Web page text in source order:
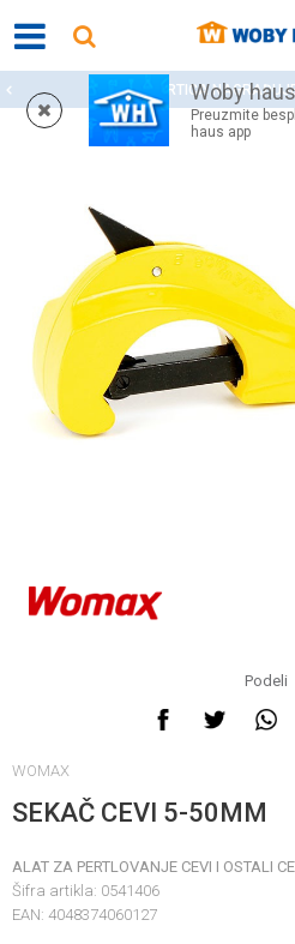
Woby
Preuzmite
haus app
WOBY KARTICA
Podeli
WOMAX
SEKAČ CEVI 5-50MM
ALAT ZA PERTLOVANJE CEVI I OSTALI
Šifra artikla: 0541406
EAN: 4048374060127